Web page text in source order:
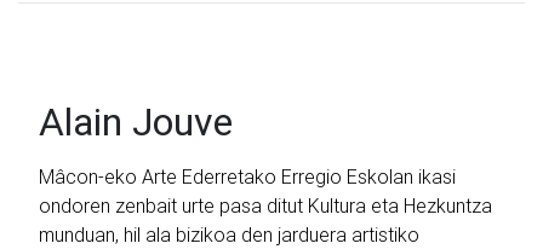
Alain Jouve
Mâcon-eko Arte Ederretako Erregio Eskolan ikasi
ondoren zenbait urte pasa ditut Kultura eta Hezkuntza
munduan, hil ala bizikoa den jarduera artistiko